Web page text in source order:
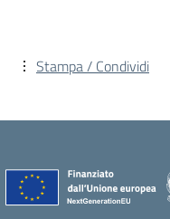
Stampa / Condividi